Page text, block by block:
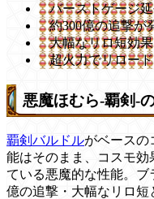
バーストゲージ
約300億の追撃が
大幅なリロ短効果
超火力でリロー
悪魔ほむら-覇剣-
覇剣バルドルがベースの
能はそのまま、コスモ
ている悪魔的な性能。ブ
億の追撃・大幅なリロ